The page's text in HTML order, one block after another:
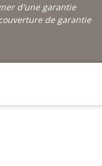
d'une garantie
de garantie